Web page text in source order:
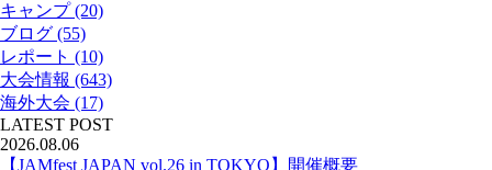
キャンプ (20)
ブログ (55)
レポート (10)
大会情報 (643)
海外大会 (17)
LATEST POST
2026.08.06
【JAMfest JAPAN vol.26 in TOKYO】開催概要